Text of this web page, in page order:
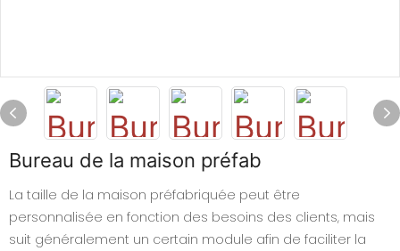
Bureau de la maison préfab
La taille de la maison préfabriquée peut être
personnalisée en fonction des besoins des clients, mais
suit généralement un certain module afin de faciliter la